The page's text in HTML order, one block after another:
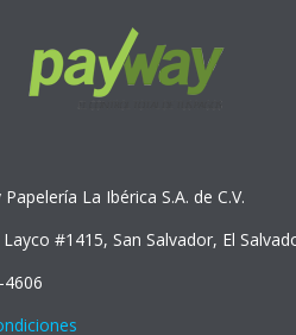
La Ibérica S.A. de C.V.
#1415, San Salvador, El
4606